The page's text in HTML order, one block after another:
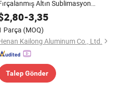
Altın Sublimasyon
Boş Levha Fotoğraf Baskısı
2,80-3,35
Parça (MOQ)
Kailong Aluminum Co., Ltd.
Talep Gönder